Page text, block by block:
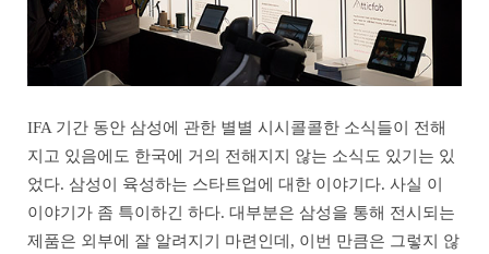
IFA 기간 동안 삼성에 관한 별별 시시콜콜한 소식들이 전해
지고 있음에도 한국에 거의 전해지지 않는 소식도 있기는 있
었다. 삼성이 육성하는 스타트업에 대한 이야기다. 사실 이
이야기가 좀 특이하긴 하다. 대부분은 삼성을 통해 전시되는
제품은 외부에 잘 알려지기 마련인데, 이번 만큼은 그렇지 않